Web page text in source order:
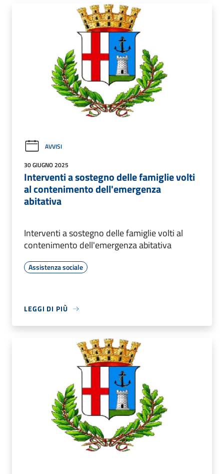
AVVISI
30 GIUGNO 2025
Interventi a sostegno delle famiglie volti
al contenimento dell'emergenza
abitativa
Interventi a sostegno delle famiglie volti al
contenimento dell'emergenza abitativa
Assistenza sociale
LEGGI DI PIÙ